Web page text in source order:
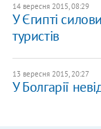
14 вересня 2015, 08:29
У Єгипті
туристів
13 вересня 2015, 20:27
У Болгарії